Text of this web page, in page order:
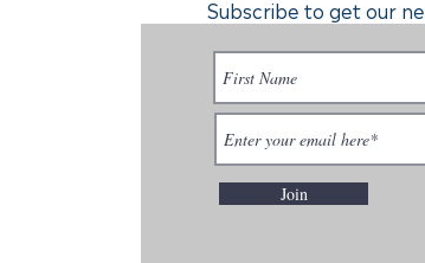
Subscribe to get our
Join